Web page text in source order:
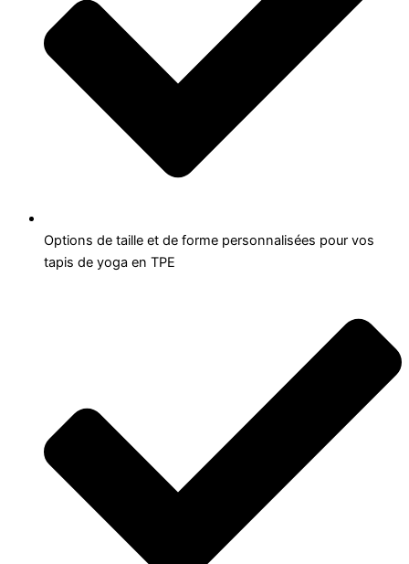
Options de taille et de forme personnalisées pour vos
tapis de yoga en TPE